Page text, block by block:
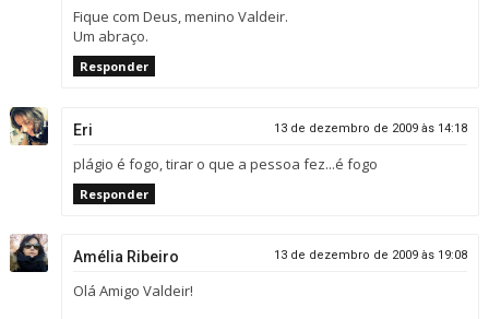
Fique com Deus, menino Valdeir.
Um abraço.
Responder
Eri 13 de dezembro de 2009 às 14:18
plágio é fogo, tirar o que a pessoa fez...é fogo
Responder
Amélia Ribeiro 13 de dezembro de 2009 às 19:08
Olá Amigo Valdeir!